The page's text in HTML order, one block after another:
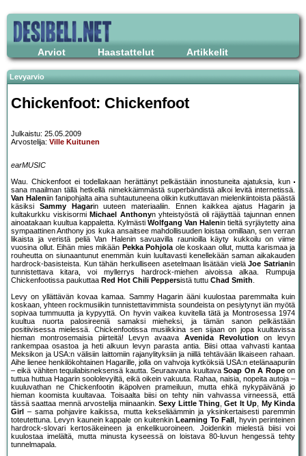
Arviot Haastattelut Artikkelit
Levyarvio
Chickenfoot: Chickenfoot
Julkaistu: 25.05.2009
Arvostelija: Ville Kuitunen
earMUSIC
Wau. Chickenfoot ei todellakaan herättänyt pelkästään innostuneita ajatuksia, kun
sana maailman tällä hetkellä nimekkäimmästä superbändistä alkoi levitä internetissä.
Van Haleniin fanipohjalta aina suhtautuneena olikin kutkuttavan mielenkiintoista päästä
käsiksi Sammy Hagarin uuteen materiaaliin. Ennen kaikkea ajatus Hagarin ja
kultakurkku viskisormi Michael Anthonyn yhteistyöstä oli räjäyttää tajunnan ennen
ainoatakaan kuultua kappaletta. Kylmästi Wolfgang Van Halenin tieltä syrjäytetty aina
sympaattinen Anthony jos kuka ansaitsee mahdollisuuden loistaa omillaan, sen verran
likaista ja veristä peliä Van Halenin savuavilla raunioilla käyty kukkoilu on viime
vuosina ollut. Eihän mies mikään Pekka Pohjolaole koskaan ollut, mutta karismaa ja
rouheutta on siunaantunut enemmän kuin luultavasti kenellekään saman aikakauden
hardrock-basisteista. Kun tähän herkulliseen asetelmaan lisätään vieläJoe Satrianin
tunnistettava kitara, voi myllerrys hardrock-miehen aivoissa alkaa. Rumpuja
Chickenfootissa paukuttaa Red Hot Chili Peppersistä tuttu Chad Smith.
Levy on yllättävän kovaa kamaa. Sammy Hagarin ääni kuulostaa paremmalta kuin
koskaan, yhteen rockmusiikin tunnistettavimmista soundeista on pesiytynyt iän myötä
sopivaa tummuutta ja kypyyttä. On hyvin vaikea kuvitella tätä ja Montrosessa 1974
kuultua nuorta palosireeniä samaksi mieheksi, ja tämän sanon pelkästään
positiivisessa mielessä. Chickenfootissa musiikkina sen sijaan on jopa kuultavissa
hieman montrosemaisia piirteitä! Levyn avaava Avenida Revolution on levyn
rankempaa osastoa ja heti alkuun levyn parasta antia. Biisi ottaa vahvasti kantaa
Meksikon ja USA:n välisiin laittomiin rajanylityksiin ja niillä tehtävään likaiseen rahaan.
Aihe lienee henkilökohtainen Hagarille, jolla on vahvoja kytköksiä USA:n etelänaapuriin
– eikä vähiten tequilabisneksensä kautta. Seuraavana kuultavaSoap On A Ropeon
tuttua huttua Hagarin soololevyiltä, eikä oikein vakuuta. Rahaa, naisia, nopeita autoja –
kuuluvathan ne Chickenfootin ikäpolven prameiluun, mutta ehkä nykypäivänä jo
hieman koomista kuultavaa. Toisaalta biisi on tehty niin vahvassa virneessä, että
tässä saattaa mennä arvostelija miinaankin.Sexy Little Thing,Get It Up, My Kinda
Girl
– sama pohjavire kaikissa, mutta kekseliäämmin ja yksinkertaisesti paremmin
toteutettuna. Levyn kaunein kappale on kuitenkin Learning To Fall , hyvin perinteinen
hardrock-slovari kertosäkeineen ja enkelikuoroineen. Joidenkin mielestä biisi voi
kuulostaa imelältä, mutta minusta kyseessä on loistava 80-luvun hengessä tehty
tunnelmapala.